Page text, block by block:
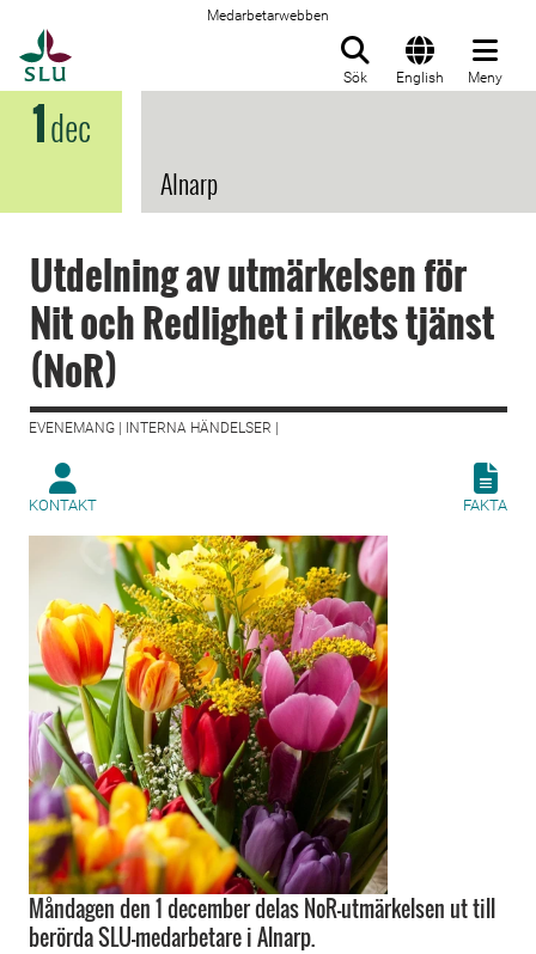
Medarbetarwebben
Sök English Meny
1dec
Alnarp
Utdelning av utmärkelsen för
Nit och Redlighet i rikets tjänst
(NoR)
EVENEMANG | INTERNA HÄNDELSER |
KONTAKT FAKTA
Måndagen den 1 december delas NoR-utmärkelsen ut till
berörda SLU-medarbetare i Alnarp.